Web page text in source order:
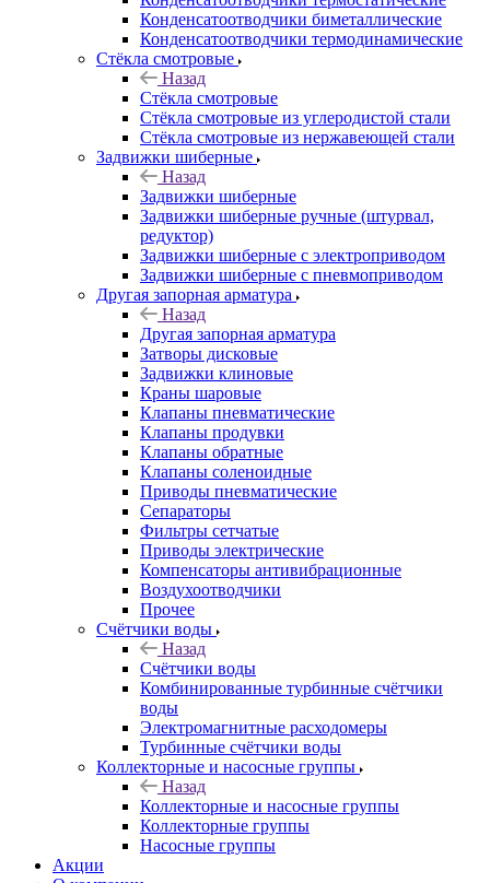
Конденсатоотводчики биметаллические
Конденсатоотводчики термодинамические
Стёкла смотровые
Назад
Стёкла смотровые
Стёкла смотровые из углеродистой стали
Стёкла смотровые из нержавеющей стали
Задвижки шиберные
Назад
Задвижки шиберные
Задвижки шиберные ручные (штурвал,
редуктор)
Задвижки шиберные с электроприводом
Задвижки шиберные с пневмоприводом
Другая запорная арматура
Назад
Другая запорная арматура
Затворы дисковые
Задвижки клиновые
Краны шаровые
Клапаны пневматические
Клапаны продувки
Клапаны обратные
Клапаны соленоидные
Приводы пневматические
Сепараторы
Фильтры сетчатые
Приводы электрические
Компенсаторы антивибрационные
Воздухоотводчики
Прочее
Счётчики воды
Назад
Счётчики воды
Комбинированные турбинные счётчики
воды
Электромагнитные расходомеры
Турбинные счётчики воды
Коллекторные и насосные группы
Назад
Коллекторные и насосные группы
Коллекторные группы
Насосные группы
Акции